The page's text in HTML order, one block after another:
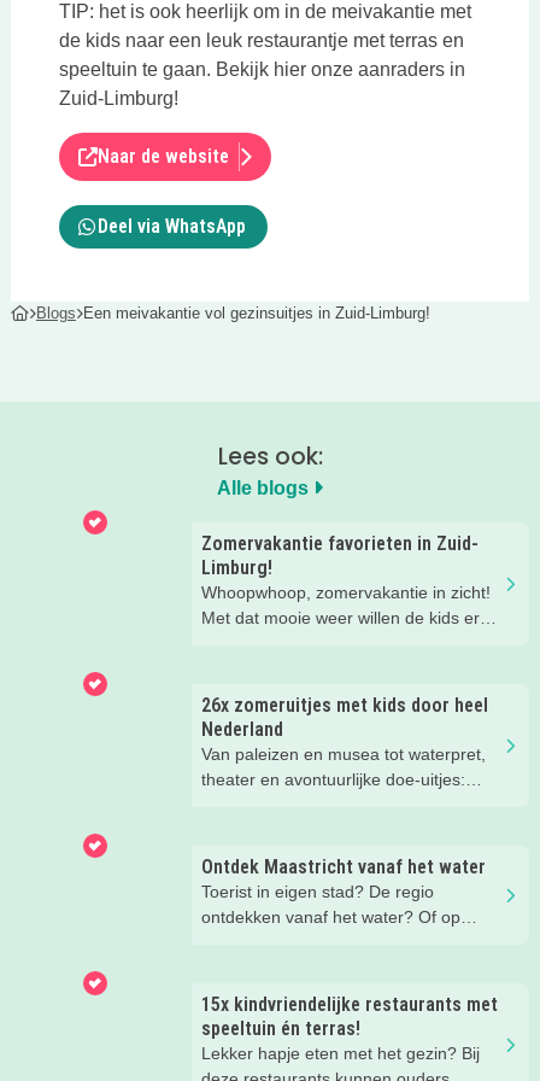
TIP: het is ook heerlijk om in de meivakantie met
de kids naar een leuk restaurantje met terras en
speeltuin te gaan. Bekijk hier onze aanraders in
Zuid-Limburg!
Naar de website
Deel via WhatsApp
Blogs Een meivakantie vol gezinsuitjes in Zuid-Limburg!
Lees ook:
Alle blogs
Zomervakantie favorieten in Zuid-
Limburg!
Whoopwhoop, zomervakantie in zicht!
Met dat mooie weer willen de kids er
beide benen op de grond. Bewonder
voorstellingen op sprookjesachtige
locaties, én reis er gratis naartoe!
26x zomeruitjes met kids door heel
Nederland
Van paleizen en musea tot waterpret,
theater en avontuurlijke doe-uitjes:
Ontdek Maastricht vanaf het water
Toerist in eigen stad? De regio
ontdekken vanaf het water? Of op
het goede adres. Van lekker smullen
tijdens een cruise, kapitein van je
eigen sloep tot een mooie rondvaart.
Dit zijn de leukste tips!
15x kindvriendelijke restaurants met
speeltuin én terras!
Lekker hapje eten met het gezin? Bij